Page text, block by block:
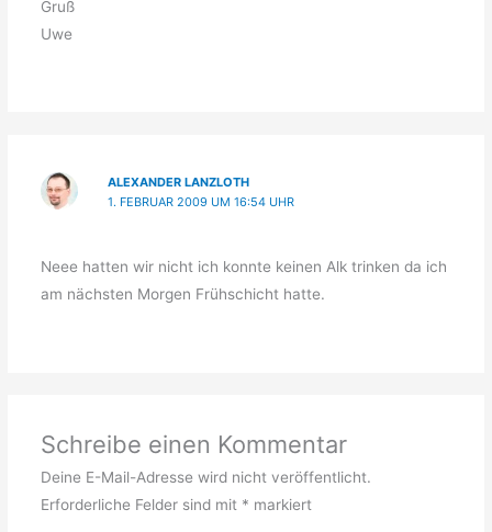
Gruß
Uwe
ALEXANDER LANZLOTH
1. FEBRUAR 2009 UM 16:54 UHR
Neee hatten wir nicht ich konnte keinen Alk trinken da ich
am nächsten Morgen Frühschicht hatte.
Schreibe einen Kommentar
Deine E-Mail-Adresse wird nicht veröffentlicht.
Erforderliche Felder sind mit * markiert